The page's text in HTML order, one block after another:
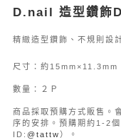
D.nail 造型鑽飾
精緻造型鑽飾、不規則設
尺寸：約15mm×11.3mm
數量：２Ｐ
商品採取預購方式販售。
序的安排。預購期約1-2
ID: @tattw ）。